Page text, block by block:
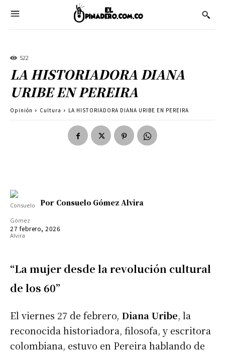
522
LA HISTORIADORA DIANA
URIBE EN PEREIRA
Opinión Cultura LA HISTORIADORA DIANA URIBE EN PEREIRA
Por Consuelo Gómez Alvira
27 febrero, 2026
“La mujer desde la revolución cultural
de los 60”
El viernes 27 de febrero, Diana Uribe, la
reconocida historiadora, filosofa, y escritora
colombiana, estuvo en Pereira hablando de